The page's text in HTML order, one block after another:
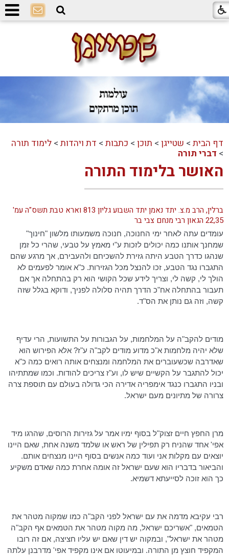
דף הבית > שטייגן > תוכן > כתבות > דת ויהדות >לימוד תורה
> דברי תורה
האושר בלימוד התורה
ברלין, הרב מ.צ. יתד נאמן יתד השבוע גליון 813 וארא טבת תשס"ה עמ'
22,35 הגאון רבי מנחם צבי בר
עומדים עתה לאחר ימי החנוכה, חנוכה משמעותו מלשון "חינוך"
שמחנך אותנו כמה יכולים לזכות ע"י מאמץ על טבעי, שהרי כל זמן
שנהגו כדרך הטבע היתה גזירת להשכיחם ולהעבירם, אך מרגע שהם
התגברו נגד הטבע, זכו להנצל מכל הגזירות. כ"א אומר לפעמים לא
הולך לי, קשה לי, וצריך לידע שכל הקושי הוא רק בהתחלה אך אם
תעבור בהתחלה אח"כ הדרך תהיה סלולה לפניך, ודוקא בגלל שזה
קשה, וזה גם נותן את הס"ד.
מודים להקב"ה על המלחמות, על הגבורות על התשועות, הרי עדיף
שלא יהיה מלחמות א"כ מדוע מודים לקב"ה ע"ז? אלא הפירוש הוא
שאדרבה שכשעוברים את המלחמה ומנצחים אותה רואים כמה כ"א
יכול להתגבר על הקשיים שיש לו, וע"ז צריכים להודות. וכמו שמתתיהו
ובניו התגברו כנגד אימפריה אדירה הכי גדולה בעולם עם תוספת צרה
צרורה של מתיונים מעם ישראל.
מרן החפץ חיים זצוק"ל בסוף ימיו אמר על גזירות הרוסים, שהרגו מיד
אפי' אחד שהניח רק תפילין של ראש או שלמד משנה אחת, שאם היינו
יוצאים עם מקלות אני ועוד כמה אנשים בסוף היינו מנצחים אותם.
והביאור בדבריו הוא שעם ישראל זה אומה אחרת כמה שאדם משקיע
כך הוא זוכהלסייעתא דשמיא.
רבי עקיבא מדמה את עם ישראל לפני הקב"ה כמו שמקוה מטהר את
הטמאים, "אשריכם ישראל, מה מקוה מטהר את הטמאים אף הקב"ה
מטהר את ישראל", ובמקוה יש דין שאם יש עליו חציצה, אם זה רובו
המקפיד חוצץ מן התורה. ובמיעוטו אם אינו מקפיד אפי' מדרבנן עלתה